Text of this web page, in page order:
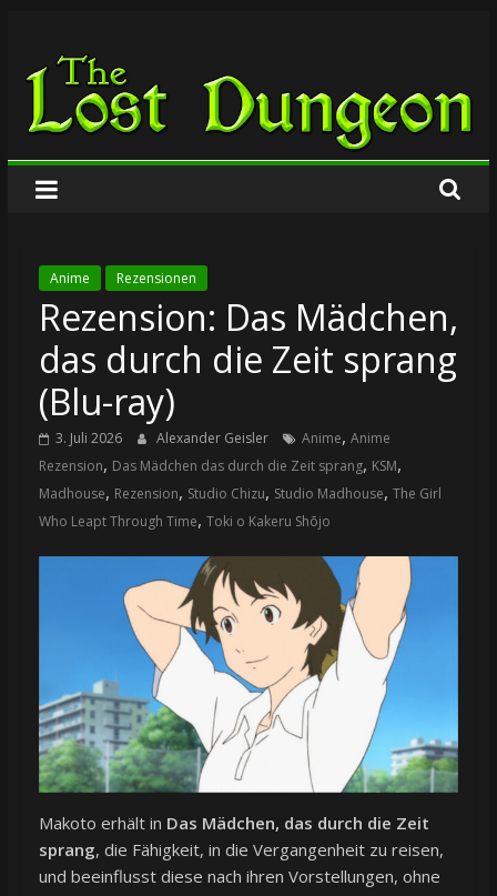
springen
The
Lost
Dungeon
Anime Rezensionen
Rezension: Das Mädchen,
das durch die Zeit sprang
(Blu-ray)
3. Juli 2026 Alexander Geisler Anime, Anime
Rezension, Das Mädchen das durch die Zeit sprang, KSM,
Madhouse, Rezension, Studio Chizu, Studio Madhouse, The Girl
Who Leapt Through Time, Toki o Kakeru Shōjo
Makoto erhält in Das Mädchen, das durch die Zeit
sprang, die Fähigkeit, in die Vergangenheit zu reisen,
und beeinflusst diese nach ihren Vorstellungen, ohne